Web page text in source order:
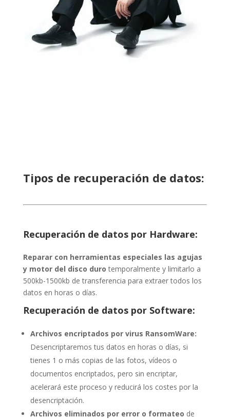
Tipos de recuperación de datos:
Recuperación de datos por Hardware:
Reparar con herramientas especiales las agujas
y motor del disco duro temporalmente y limitarlo a
500kb-1500kb de transferencia para extraer todos los
datos en horas o días.
Recuperación de datos por Software:
Archivos encriptados por virus RansomWare:
Desencriptaremos tus datos en horas o días, si
tienes 1 o más copias de las fotos, vídeos o
documentos encriptados, pero sin encriptar,
acelerará este proceso y reducirá los costes por la
desencriptación.
Archivos eliminados por error o formateo de